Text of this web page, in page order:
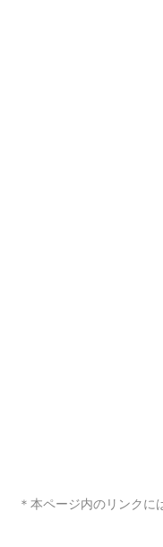
＊本ページ内のリンクに